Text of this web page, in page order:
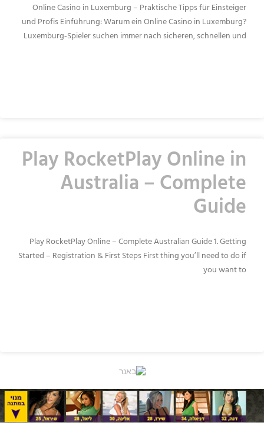
Online Casino in Luxemburg – Praktische Tipps für Einsteiger
und Profis Einführung: Warum ein Online Casino in Luxemburg?
Luxemburg‑Spieler suchen immer nach sicheren, schnellen und
Play RocketPlay Online in
Australia – Complete
Guide
Play RocketPlay Online – Complete Australian Guide 1. Getting
Started – Registration & First Steps First thing you’ll need to do if
you want to